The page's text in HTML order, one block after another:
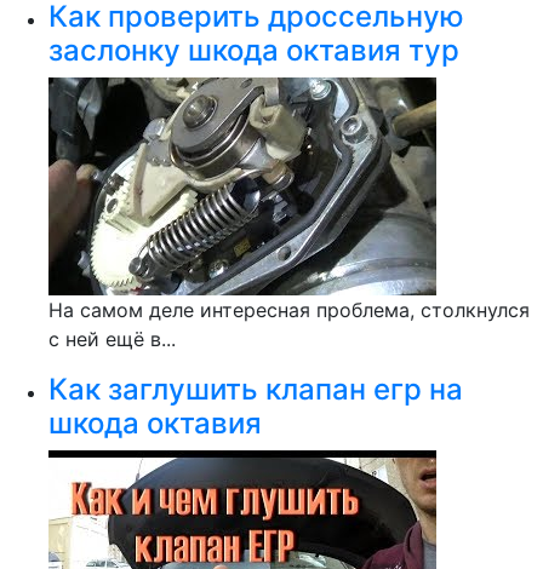
Как проверить дроссельную
заслонку шкода октавия тур
На самом деле интересная проблема, столкнулся
с ней ещё в...
Как заглушить клапан егр на
шкода октавия